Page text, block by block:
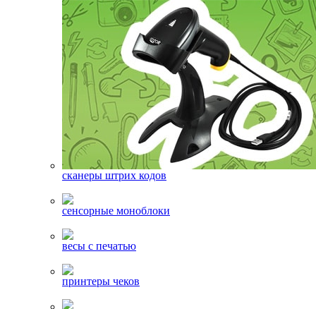
сканеры штрих кодов
сенсорные моноблоки
весы с печатью
принтеры чеков